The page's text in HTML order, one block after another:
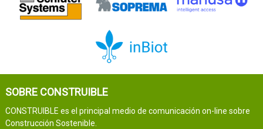
SOBRE CONSTRUIBLE
CONSTRUIBLE es el principal medio de comunicación on-line sobre
Construcción Sostenible.